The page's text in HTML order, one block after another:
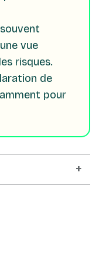
vue
risques.
de
pour